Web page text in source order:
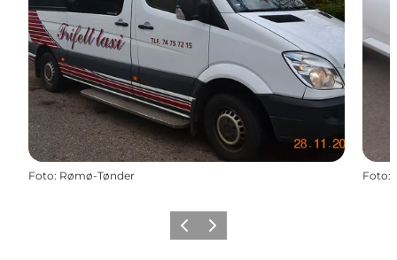
Foto: Rømø-Tønder Foto:
ForrigeNæste